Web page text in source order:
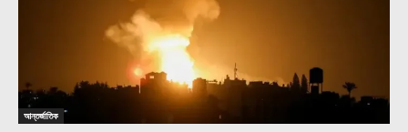
আন্তর্জাতিক